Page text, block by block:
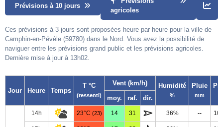
Prévisions à 10 jours
agricoles
Ces prévisions à 3 jours sont proposées heure par heure pour la ville de
Camphin-en-Pévèle (59780) dans le Nord. Vous avez la possibilité de
naviguer entre les prévisions grand public et les prévisions agricoles.
Dernière mise à jour à 13h02.
Jour Heure Temps
T °C
(ressenti)
Vent (km/h) Humidité
%
Pluie
mm
moy. raf. dir.
14h 23°C (23) 14 31 36% --